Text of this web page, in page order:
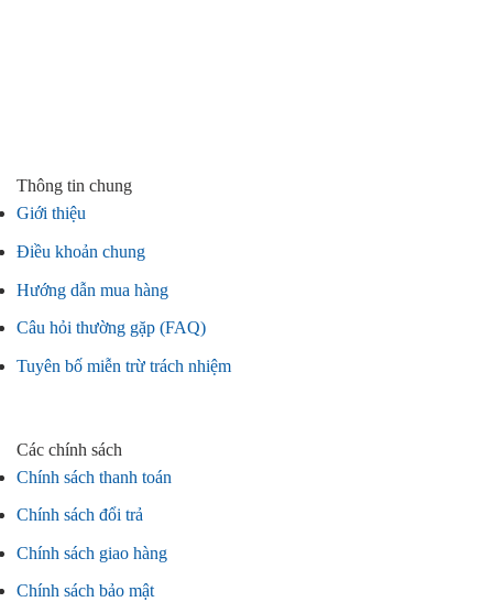
Thông tin chung
Giới thiệu
Điều khoản chung
Hướng dẫn mua hàng
Câu hỏi thường gặp (FAQ)
Tuyên bố miễn trừ trách nhiệm
Các chính sách
Chính sách thanh toán
Chính sách đổi trả
Chính sách giao hàng
Chính sách bảo mật